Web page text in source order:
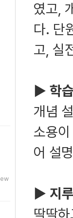
였고,
다. 단
고, 실
▶ 학
개념
소용
어 설
▶ 지
딱딱